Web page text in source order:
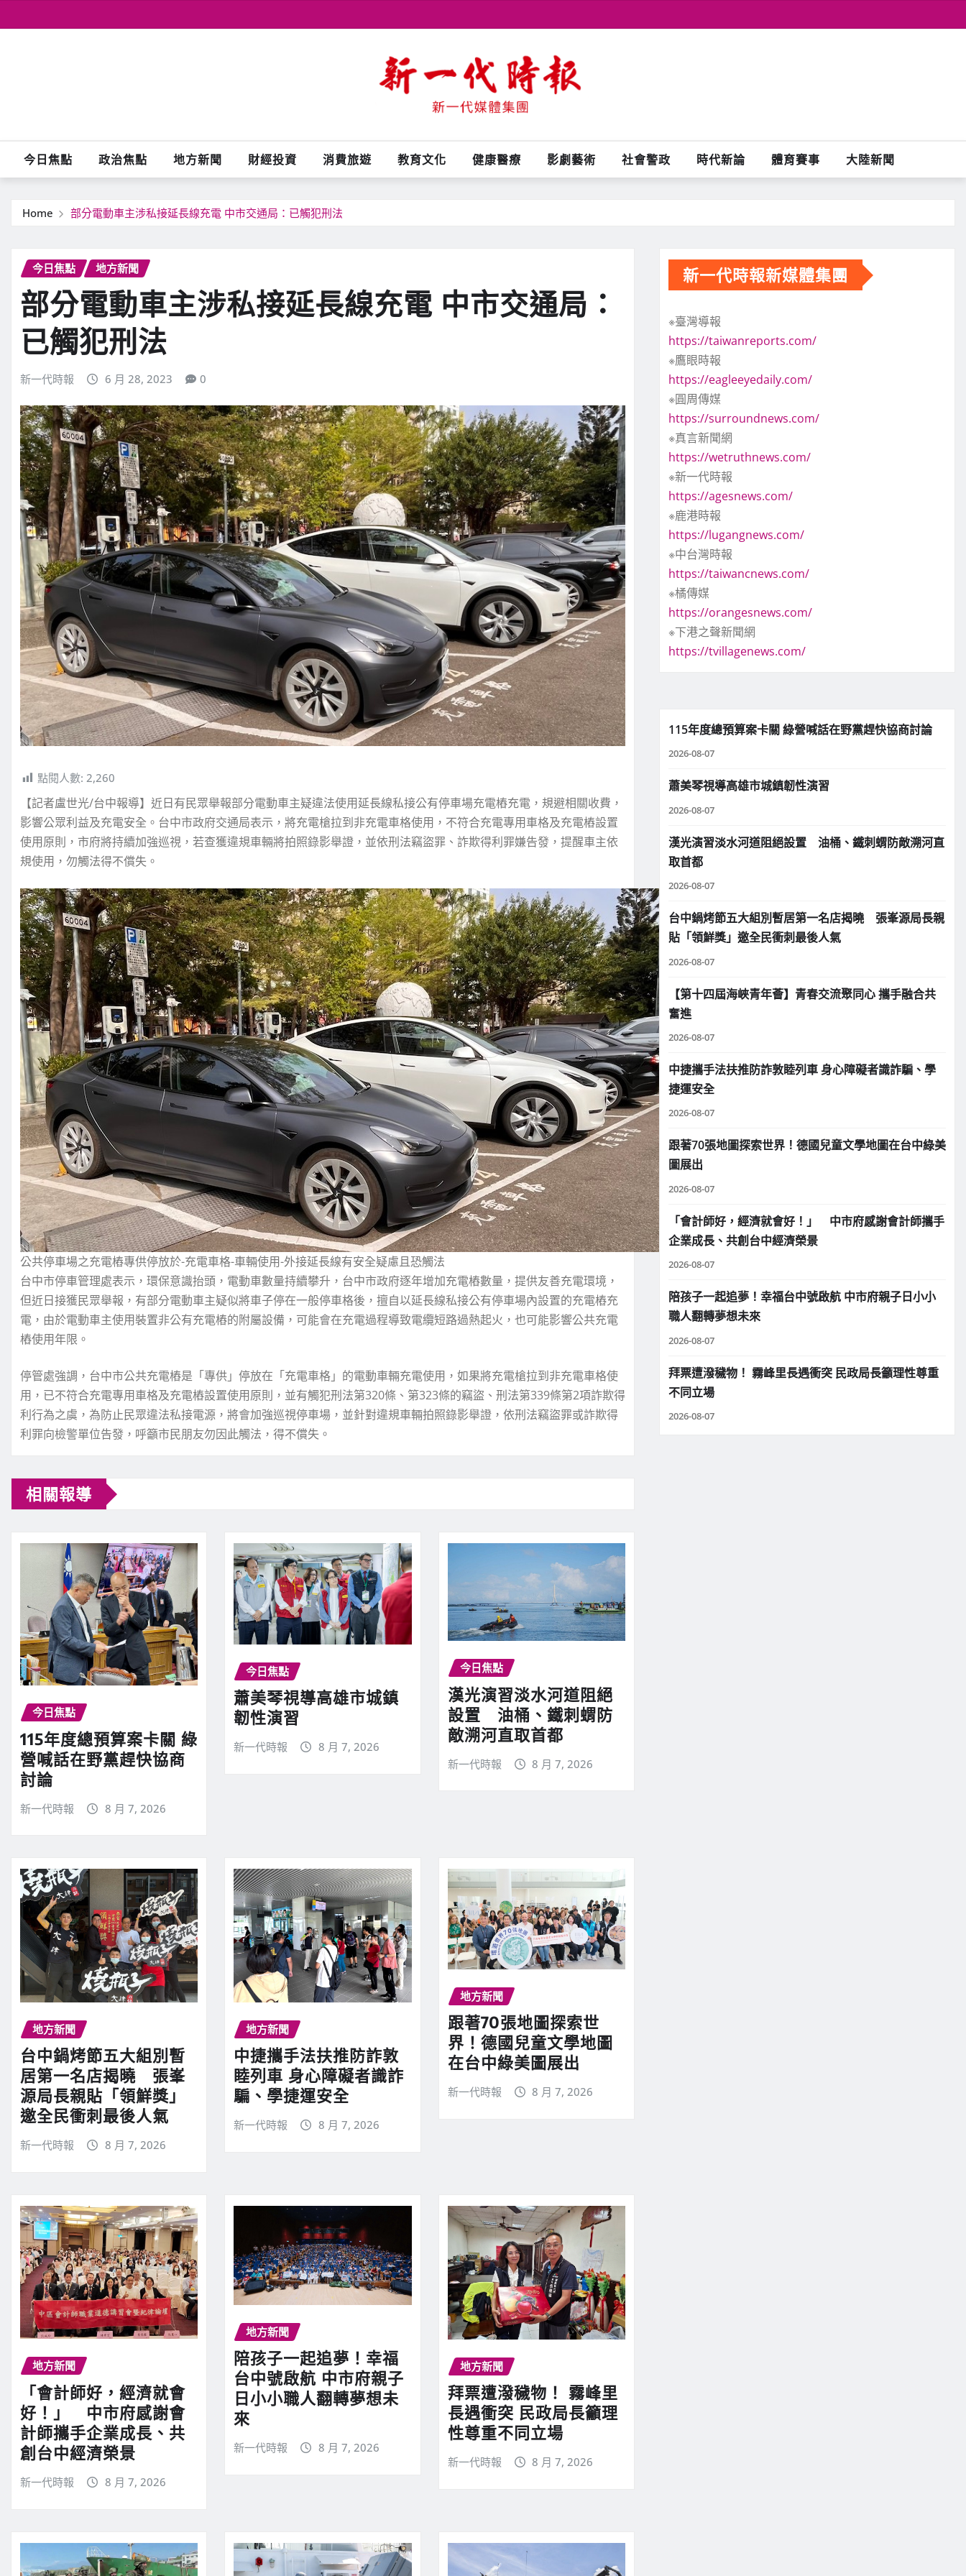
to
今日焦點 政治焦點 地方新聞 財經投資 消費旅遊 教育文化 健康醫療 影劇藝術 社會警政 時代新論 體育賽事 大陸新聞
Home 部分電動車主涉私接延長線充電 中市交通局：已觸犯刑法
今日焦點 地方新聞
部分電動車主涉私接延長線充電 中市交通局：
已觸犯刑法
新一代時報 6 月 28, 2023 0
點閱人數: 2,260
【記者盧世光/台中報導】近日有民眾舉報部分電動車主疑違法使用延長線私接公有停車場充電樁充電，規避相關收費，
影響公眾利益及充電安全。台中市政府交通局表示，將充電槍拉到非充電車格使用，不符合充電專用車格及充電樁設置
使用原則，市府將持續加強巡視，若查獲違規車輛將拍照錄影舉證，並依刑法竊盜罪、詐欺得利罪嫌告發，提醒車主依
規使用，勿觸法得不償失。
公共停車場之充電樁專供停放於-充電車格-車輛使用-外接延長線有安全疑慮且恐觸法
台中市停車管理處表示，環保意識抬頭，電動車數量持續攀升，台中市政府逐年增加充電樁數量，提供友善充電環境，
但近日接獲民眾舉報，有部分電動車主疑似將車子停在一般停車格後，擅自以延長線私接公有停車場內設置的充電樁充
電，由於電動車主使用裝置非公有充電樁的附屬設備，可能會在充電過程導致電纜短路過熱起火，也可能影響公共充電
樁使用年限。
停管處強調，台中市公共充電樁是「專供」停放在「充電車格」的電動車輛充電使用，如果將充電槍拉到非充電車格使
用，已不符合充電專用車格及充電樁設置使用原則，並有觸犯刑法第320條、第323條的竊盜、刑法第339條第2項詐欺得
利行為之虞，為防止民眾違法私接電源，將會加強巡視停車場，並針對違規車輛拍照錄影舉證，依刑法竊盜罪或詐欺得
利罪向檢警單位告發，呼籲市民朋友勿因此觸法，得不償失。
相關報導
今日焦點
115年度總預算案卡關 綠
營喊話在野黨趕快協商
討論
新一代時報 8 月 7, 2026
今日焦點
蕭美琴視導高雄市城鎮
韌性演習
新一代時報 8 月 7, 2026
今日焦點
漢光演習淡水河道阻絕
設置 油桶、鐵刺蝟防
敵溯河直取首都
新一代時報 8 月 7, 2026
地方新聞
台中鍋烤節五大組別暫
居第一名店揭曉 張峯
源局長親貼「領鮮獎」
邀全民衝刺最後人氣
新一代時報 8 月 7, 2026
地方新聞
中捷攜手法扶推防詐敦
睦列車 身心障礙者識詐
騙、學捷運安全
新一代時報 8 月 7, 2026
地方新聞
跟著70張地圖探索世
界！德國兒童文學地圖
在台中綠美圖展出
新一代時報 8 月 7, 2026
地方新聞
「會計師好，經濟就會
好！」 中市府感謝會
計師攜手企業成長、共
創台中經濟榮景
新一代時報 8 月 7, 2026
地方新聞
陪孩子一起追夢！幸福
台中號啟航 中市府親子
日小小職人翻轉夢想未
來
新一代時報 8 月 7, 2026
地方新聞
拜票遭潑穢物！ 霧峰里
長遇衝突 民政局長籲理
性尊重不同立場
新一代時報 8 月 7, 2026
新一代時報新媒體集團
※臺灣導報
https://taiwanreports.com/
※鷹眼時報
https://eagleeyedaily.com/
※圓周傳媒
https://surroundnews.com/
※真言新聞網
https://wetruthnews.com/
※新一代時報
https://agesnews.com/
※鹿港時報
https://lugangnews.com/
※中台灣時報
https://taiwancnews.com/
※橘傳媒
https://orangesnews.com/
※下港之聲新聞網
https://tvillagenews.com/
115年度總預算案卡關 綠營喊話在野黨趕快協商討論
2026-08-07
蕭美琴視導高雄市城鎮韌性演習
2026-08-07
漢光演習淡水河道阻絕設置 油桶、鐵刺蝟防敵溯河直
取首都
2026-08-07
台中鍋烤節五大組別暫居第一名店揭曉 張峯源局長親
貼「領鮮獎」邀全民衝刺最後人氣
2026-08-07
【第十四屆海峽青年薈】青春交流聚同心 攜手融合共
奮進
2026-08-07
中捷攜手法扶推防詐敦睦列車 身心障礙者識詐騙、學
捷運安全
2026-08-07
跟著70張地圖探索世界！德國兒童文學地圖在台中綠美
圖展出
2026-08-07
「會計師好，經濟就會好！」 中市府感謝會計師攜手
企業成長、共創台中經濟榮景
2026-08-07
陪孩子一起追夢！幸福台中號啟航 中市府親子日小小
職人翻轉夢想未來
2026-08-07
拜票遭潑穢物！ 霧峰里長遇衝突 民政局長籲理性尊重
不同立場
2026-08-07